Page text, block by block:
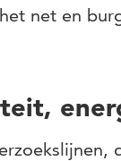
net en